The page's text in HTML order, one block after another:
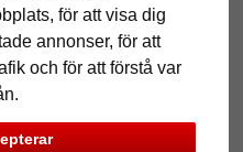
för att visa dig
annonser, för att
och för att förstå var